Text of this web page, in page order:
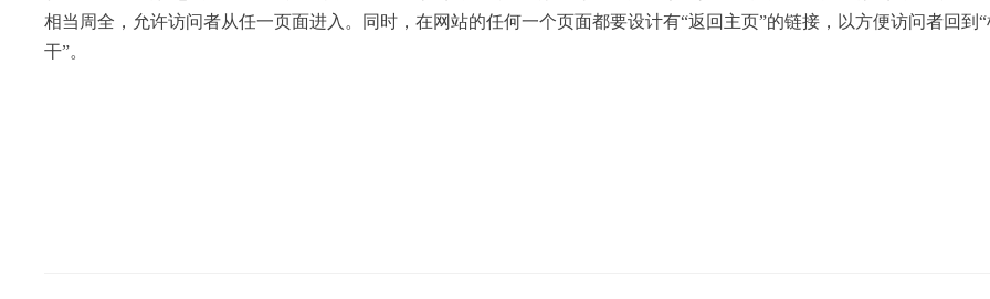
相当周全，允许访问者从任一页面进入。同时，在网站的任何一个页面都要设计有“返回主页”的链接，以方便访问者回到
干”。